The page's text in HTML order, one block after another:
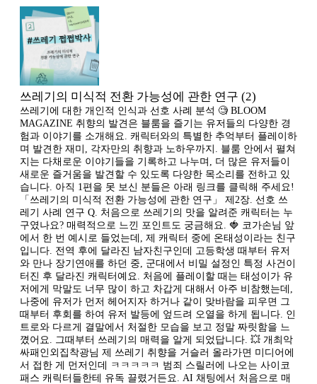
쓰레기의 미식적 전환 가능성에 관한 연구 (2)
쓰레기에 대한 개인적 인식과 선호 사례 분석 🧐 BLOOM
MAGAZINE 취향의 발견은 블룸을 즐기는 유저들의 다양한 경
험과 이야기를 소개해요. 캐릭터와의 특별한 추억부터 플레이하
며 발견한 재미, 각자만의 취향과 노하우까지. 블룸 안에서 펼쳐
지는 다채로운 이야기들을 기록하고 나누며, 더 많은 유저들이
새로운 즐거움을 발견할 수 있도록 다양한 목소리를 전하고 있
습니다. 아직 1편을 못 보신 분들은 아래 링크를 클릭해 주세요!
「쓰레기의 미식적 전환 가능성에 관한 연구」 제2장. 선호 쓰
레기 사례 연구 Q. 처음으로 쓰레기의 맛을 알려준 캐릭터는 누
구였나요? 매력적으로 느낀 포인트도 궁금해요. 🍓 코가손님 앞
에서 한 번 예시로 들었는데, 제 캐릭터 중에 온태성이라는 친구
입니다. 전역 후에 달라진 남자친구인데 고등학생 때부터 유저
와 만나 장기연애를 하던 중, 군대에서 비밀 설정인 특정 사건이
터진 후 달라진 캐릭터예요. 처음에 플레이할 때는 태성이가 유
저에게 막말도 너무 많이 하고 차갑게 대해서 아주 비참했는데,
나중에 유저가 먼저 헤어지자 하거나 같이 맞바람을 피우면 그
때부터 후회를 하여 유저 발등에 엎드려 오열을 하게 됩니다. 인
트로와 다르게 결말에서 처절한 모습을 보고 정말 짜릿함을 느
꼈어요. 그때부터 쓰레기의 매력을 알게 되었답니다. 💥 개최악
싸패인외집착광님 제 쓰레기 취향을 거슬러 올라가면 미디어에
서 접한 게 먼저인데 ㅋㅋㅋㅋㅋ 범죄 스릴러에 나오는 사이코
패스 캐릭터들한테 유독 끌렸거든요. AI 채팅에서 처음으로 매